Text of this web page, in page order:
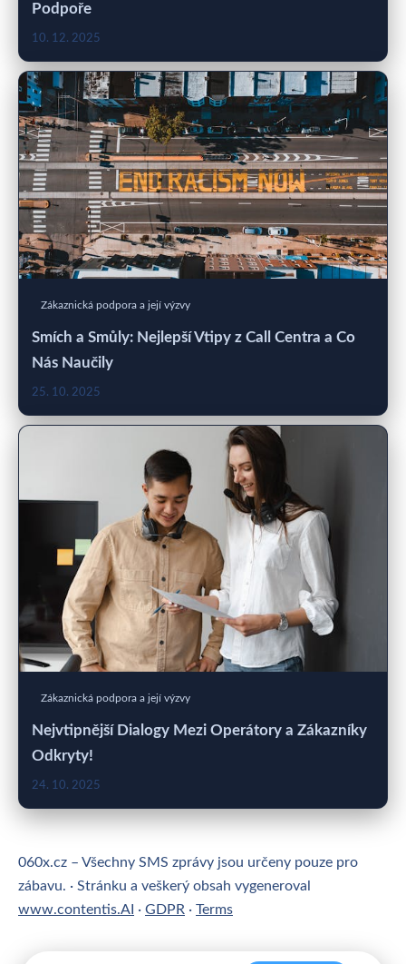
Podpoře
10. 12. 2025
Zákaznická podpora a její výzvy
Smích a Smůly: Nejlepší Vtipy z Call Centra a Co
Nás Naučily
25. 10. 2025
Zákaznická podpora a její výzvy
Nejvtipnější Dialogy Mezi Operátory a Zákazníky
Odkryty!
24. 10. 2025
060x.cz – Všechny SMS zprávy jsou určeny pouze pro
zábavu. · Stránku a veškerý obsah vygeneroval
www.contentis.AI · GDPR · Terms